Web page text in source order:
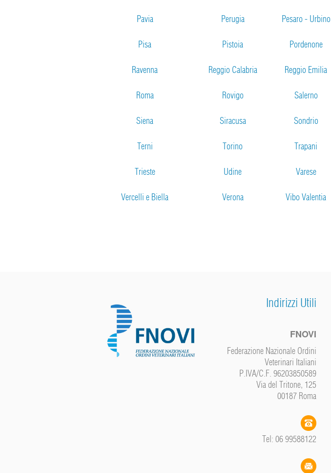
Pavia Perugia Pesaro - Urbino
Pisa Pistoia Pordenone
Ravenna Reggio Calabria Reggio Emilia
Roma Rovigo Salerno
Siena Siracusa Sondrio
Terni Torino Trapani
Trieste Udine Varese
Vercelli e Biella Verona Vibo Valentia
Indirizzi Utili
FNOVI
Federazione Nazionale Ordini
Veterinari Italiani
P.IVA/C.F. 96203850589
Via del Tritone, 125
00187 Roma
Tel: 06 99588122